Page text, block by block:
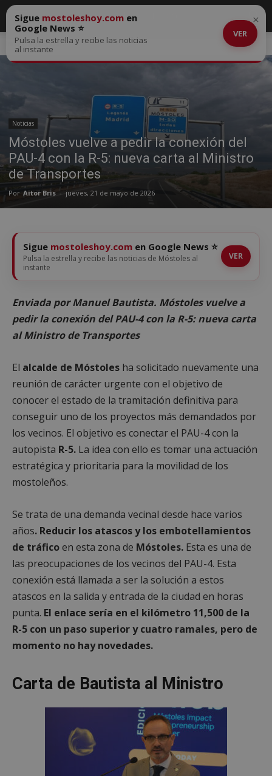
Inicio Noticias
Noticias
Móstoles vuelve a pedir la conexión del
PAU-4 con la R-5: nueva carta al Ministro
de Transportes
Por Aitor Bris - jueves, 21 de mayo de 2026
Sigue mostoleshoy.com en
Google News ⭐
Pulsa la estrella y recibe las noticias
al instante
VER
×
Sigue mostoleshoy.com en Google News ⭐
Pulsa la estrella y recibe las noticias de Móstoles al
instante
VER
Enviada por Manuel Bautista. Móstoles vuelve a
pedir la conexión del PAU-4 con la R-5: nueva carta
al Ministro de Transportes
El alcalde de Móstoles ha solicitado nuevamente una
reunión de carácter urgente con el objetivo de
conocer el estado de la tramitación definitiva para
conseguir uno de los proyectos más demandados por
los vecinos. El objetivo es conectar el PAU-4 con la
autopista R-5. La idea con ello es tomar una actuación
estratégica y prioritaria para la movilidad de los
mostoleños.
Se trata de una demanda vecinal desde hace varios
años. Reducir los atascos y los embotellamientos
de tráficoen esta zona de Móstoles. Esta es una de
las preocupaciones de los vecinos del PAU-4. Esta
conexión está llamada a ser la solución a estos
atascos en la salida y entrada de la ciudad en horas
punta. El enlace sería en el kilómetro 11,500 de la
R-5 con un paso superior y cuatro ramales, pero de
momento no hay novedades.
Carta de Bautista al Ministro